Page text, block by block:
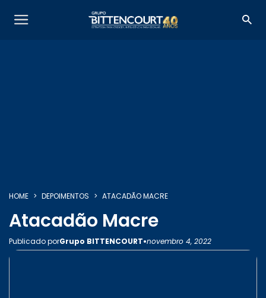
INSIGHTS
HOME DEPOIMENTOS ATACADÃO MACRE
Atacadão Macre
Publicado porGrupo BITTENCOURT•novembro 4, 2022